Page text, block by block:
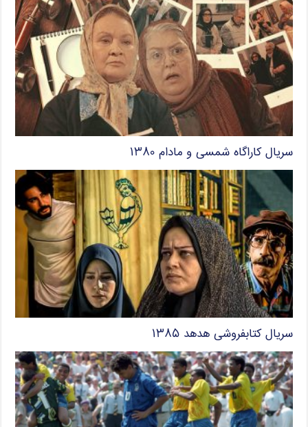
سریال کاراگاه شمسی و مادام ۱۳۸۰
سریال کتابفروشی هدهد ۱۳۸۵